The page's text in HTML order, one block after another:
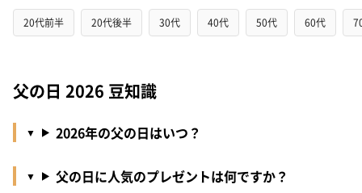
20代前半 20代後半 30代 40代 50代 60代
父の日 2026 豆知識
2026年の父の日はいつ？
父の日に人気のプレゼントは何ですか？